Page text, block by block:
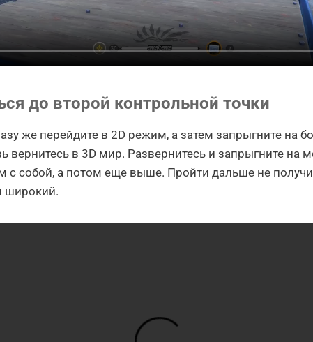
до второй контрольной точки
же перейдите в 2D режим, а затем запрыгните на
вернитесь в 3D мир. Развернитесь и запрыгните на
с собой, а потом еще выше. Пройти дальше не
широкий.